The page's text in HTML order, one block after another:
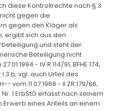
diese Kontrollrechte nach § 3
gegen die
gegen den Kläger als
ergibt sich aus den
und steht der
Beteiligung nicht
- IV R 114/91, BFHE 174,
I.3.b; vgl. auch Urteil des
vom 11.07.1968 - II ZR 179/66,
Nr. 1 ErbStG erfasst nach seinem
eines Anteils an einem